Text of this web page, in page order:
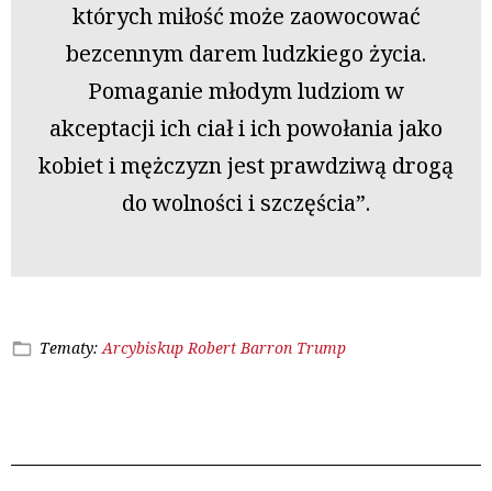
których miłość może zaowocować
bezcennym darem ludzkiego życia.
Pomaganie młodym ludziom w
akceptacji ich ciał i ich powołania jako
kobiet i mężczyzn jest prawdziwą drogą
do wolności i szczęścia”.
Tematy:Arcybiskup Robert Barron Trump